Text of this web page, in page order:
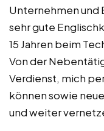
Unternehmen und
sehr gute
15 Jahren beim
Von der
Verdienst, mich
können sowie
und weiter